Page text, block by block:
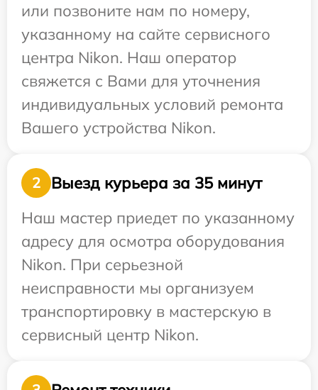
или позвоните нам по номеру,
указанному на сайте сервисного
центра Nikon. Наш оператор
свяжется с Вами для уточнения
индивидуальных условий ремонта
Вашего устройства Nikon.
2
Выезд курьера за 35 минут
Наш мастер приедет по указанному
адресу для осмотра оборудования
Nikon. При серьезной
неисправности мы организуем
транспортировку в мастерскую в
сервисный центр Nikon.